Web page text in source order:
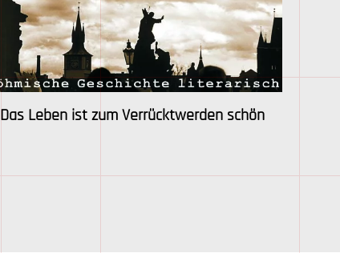
Das Leben ist zum Verrücktwerden schön